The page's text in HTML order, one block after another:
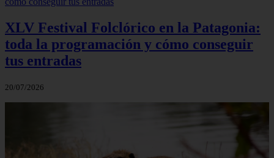
XLV Festival Folclórico en la Patagonia:
toda la programación y cómo conseguir
tus entradas
20/07/2026